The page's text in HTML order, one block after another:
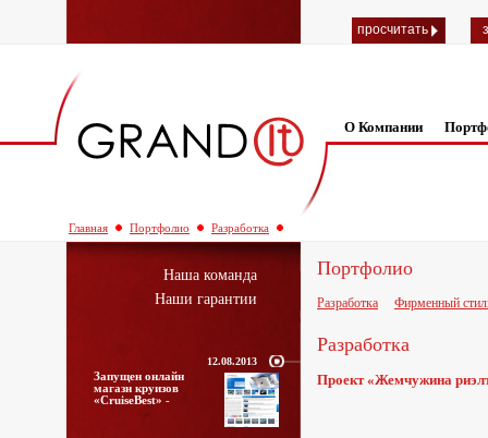
просчитать
О Компании
Главная Портфолио Разработка
Наша команда
Наши гарантии
12.08.2013
Запущен онлайн
магазн круизов
«CruiseBest» -
Портфолио
Разработка Фирменный
Разработка
Проект «Жемчужина